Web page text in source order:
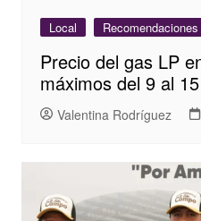
Local
Precio del gas LP
máximos del 9 al
Valentina Rodríguez